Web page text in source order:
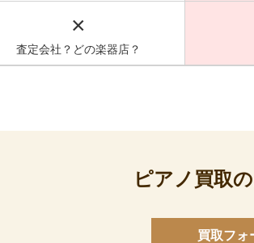
×
査定会社？どの楽器店？
ピアノ買取
買取フォ